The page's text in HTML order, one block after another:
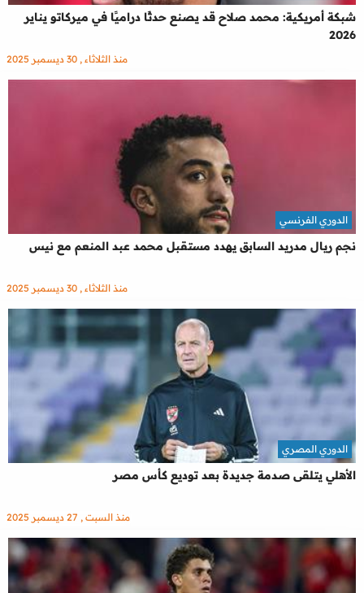
شبكة أمريكية: محمد صلاح قد يصنع حدثًا دراميًا في ميركاتو يناير
2026
منذ الثلاثاء , 30 ديسمبر 2025
نجم ريال مدريد السابق يهدد مستقبل محمد عبد المنعم مع نيس
الدوري الفرنسي
منذ الثلاثاء , 30 ديسمبر 2025
الأهلي يتلقى صدمة جديدة بعد توديع كأس مصر
الدوري المصري
منذ السبت , 27 ديسمبر 2025